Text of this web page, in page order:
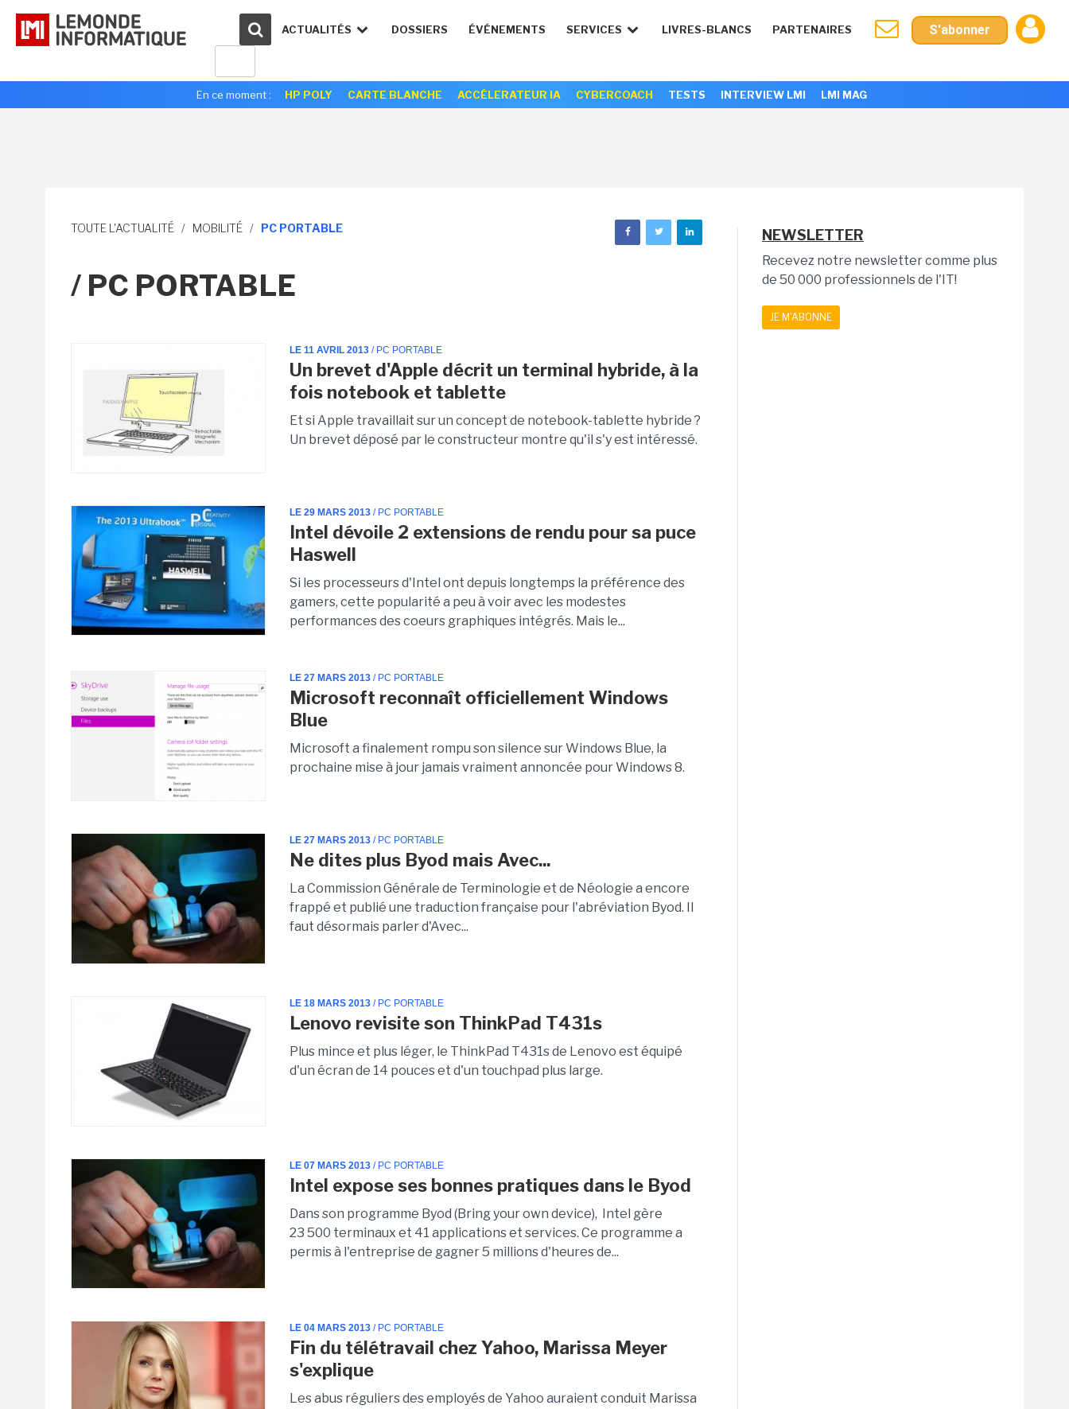
ACTUALITÉS DOSSIERS ÉVÉNEMENTS SERVICES LIVRES-BLANCS PARTENAIRES S'abonner
En ce moment : HP POLY CARTE BLANCHE ACCÉLERATEUR IA CYBERCOACH TESTS INTERVIEW LMI LMI MAG
TOUTE L'ACTUALITÉ / MOBILITÉ / PC PORTABLE
/ PC PORTABLE
LE 11 AVRIL 2013 / PC PORTABLE
Un brevet d'Apple décrit un terminal hybride, à la
fois notebook et tablette
Et si Apple travaillait sur un concept de notebook-tablette hybride ?
Un brevet déposé par le constructeur montre qu'il s'y est intéressé.
LE 29 MARS 2013 / PC PORTABLE
Intel dévoile 2 extensions de rendu pour sa puce
Haswell
Si les processeurs d'Intel ont depuis longtemps la préférence des
gamers, cette popularité a peu à voir avec les modestes
performances des coeurs graphiques intégrés. Mais le...
LE 27 MARS 2013 / PC PORTABLE
Microsoft reconnaît officiellement Windows
Blue
Microsoft a finalement rompu son silence sur Windows Blue, la
prochaine mise à jour jamais vraiment annoncée pour Windows 8.
LE 27 MARS 2013 / PC PORTABLE
Ne dites plus Byod mais Avec...
La Commission Générale de Terminologie et de Néologie a encore
frappé et publié une traduction française pour l'abréviation Byod. Il
faut désormais parler d'Avec...
LE 18 MARS 2013 / PC PORTABLE
Lenovo revisite son ThinkPad T431s
Plus mince et plus léger, le ThinkPad T431s de Lenovo est équipé
d'un écran de 14 pouces et d'un touchpad plus large.
LE 07 MARS 2013 / PC PORTABLE
Intel expose ses bonnes pratiques dans le Byod
Dans son programme Byod (Bring your own device), Intel gère
23 500 terminaux et 41 applications et services. Ce programme a
permis à l'entreprise de gagner 5 millions d'heures de...
LE 04 MARS 2013 / PC PORTABLE
Fin du télétravail chez Yahoo, Marissa Meyer
s'explique
Les abus réguliers des employés de Yahoo auraient conduit Marissa
NEWSLETTER
Recevez notre newsletter comme plus
de 50 000 professionnels de l'IT!
JE M'ABONNE